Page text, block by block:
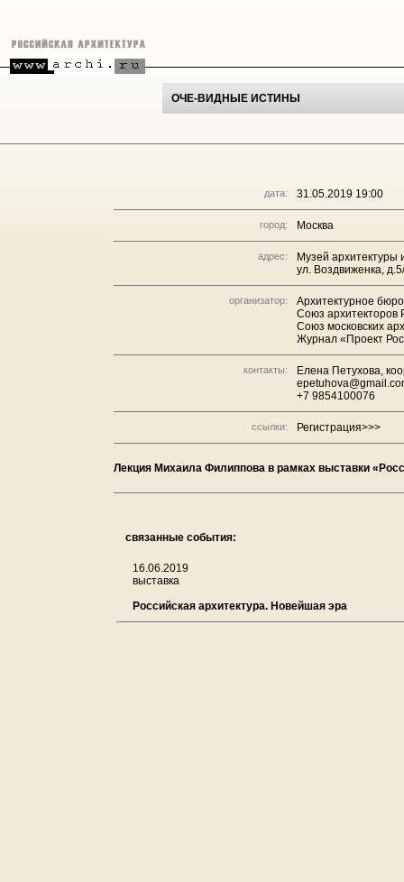
ОЧЕ-ВИДНЫЕ ИСТИНЫ
дата: 31.05.2019 19:00
город: Москва
адрес:
Музей архитектуры
ул. Воздвиженка,
организатор:
Архитектурное
Союз архитекторов
Союз московских
Журнал «Проект
контакты:
Елена Петухова,
+7 9854100076
ссылки: Регистрация>>>
Лекция Михаила Филиппова в рамках выставки
связанные события:
16.06.2019
выставка
Российская архитектура. Новейшая эра